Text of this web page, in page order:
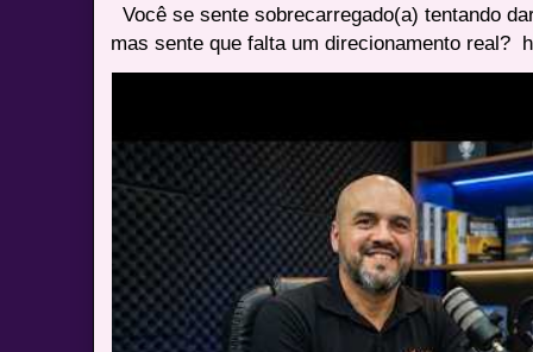
Você se sente sobrecarregado(a) tentando
mas sente que falta um direcionamento real?